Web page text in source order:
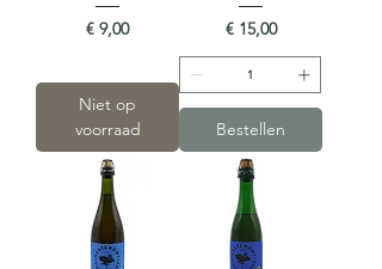
Prijs
€ 9,00
Niet op
voorraad
Prijs
€ 15,00
Bestellen